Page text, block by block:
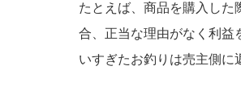
たとえば、商品を購入した
合、正当な理由がなく利益
いすぎたお釣りは売主側に